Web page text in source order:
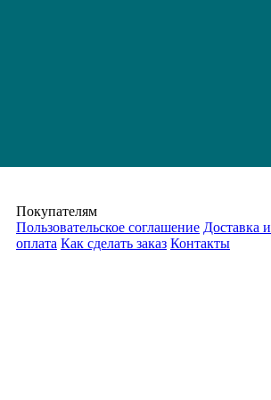
Покупателям
Пользовательское соглашение Доставка и
оплата Как сделать заказ Контакты